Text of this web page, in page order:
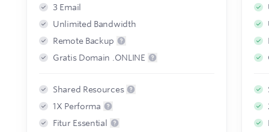
3 Email
Unlimited Bandwidth
Remote Backup
Gratis Domain .ONLINE
Shared Resources
1X Performa
Fitur Essential